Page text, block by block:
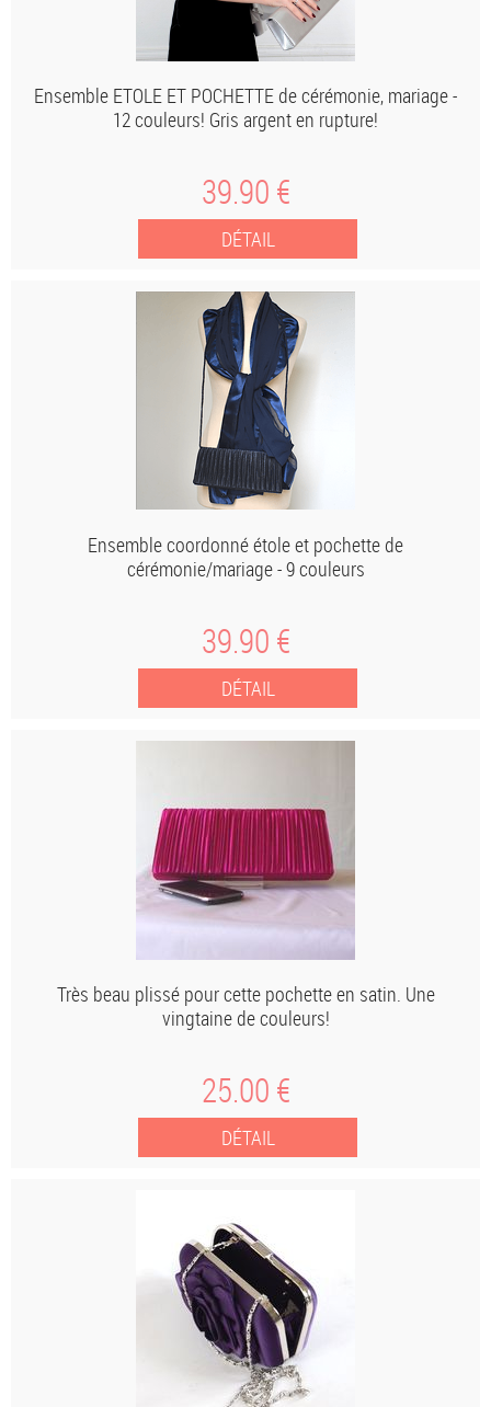
Ensemble ETOLE ET POCHETTE de cérémonie, mariage -
12 couleurs! Gris argent en rupture!
39.90 €
Ensemble coordonné étole et pochette de
cérémonie/mariage - 9 couleurs
39.90 €
Très beau plissé pour cette pochette en satin. Une
vingtaine de couleurs!
25.00 €